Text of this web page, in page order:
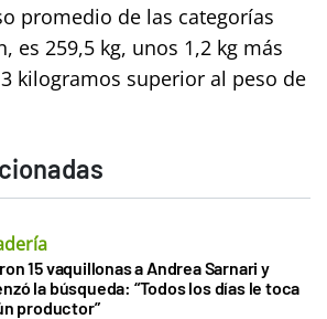
promedio de las categorías
es 259,5 kg, unos 1,2 kg más
kilogramos superior al peso de
15 vaquillonas a Andrea Sarnari y
la búsqueda: “Todos los días le toca
productor”